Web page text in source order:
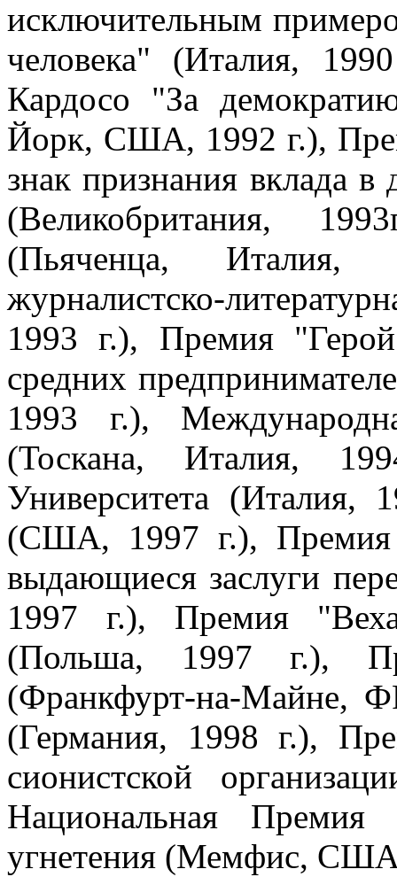
исключительным
человека" (Италия,
Кардосо "За
Йорк, США, 1992 г.),
знак признания вклада
(Великобритания,
(Пьяченца, Италия,
журналистско-
1993 г.), Премия
средних
1993 г.),
(Тоскана, Италия,
Университета
(США, 1997 г.), Премия
выдающиеся заслуги
1997 г.), Премия
(Польша, 1997 г.),
(Франкфурт-на-Майне,
(Германия, 1998 г.),
сионистской
Национальная
угнетения (Мемфис,